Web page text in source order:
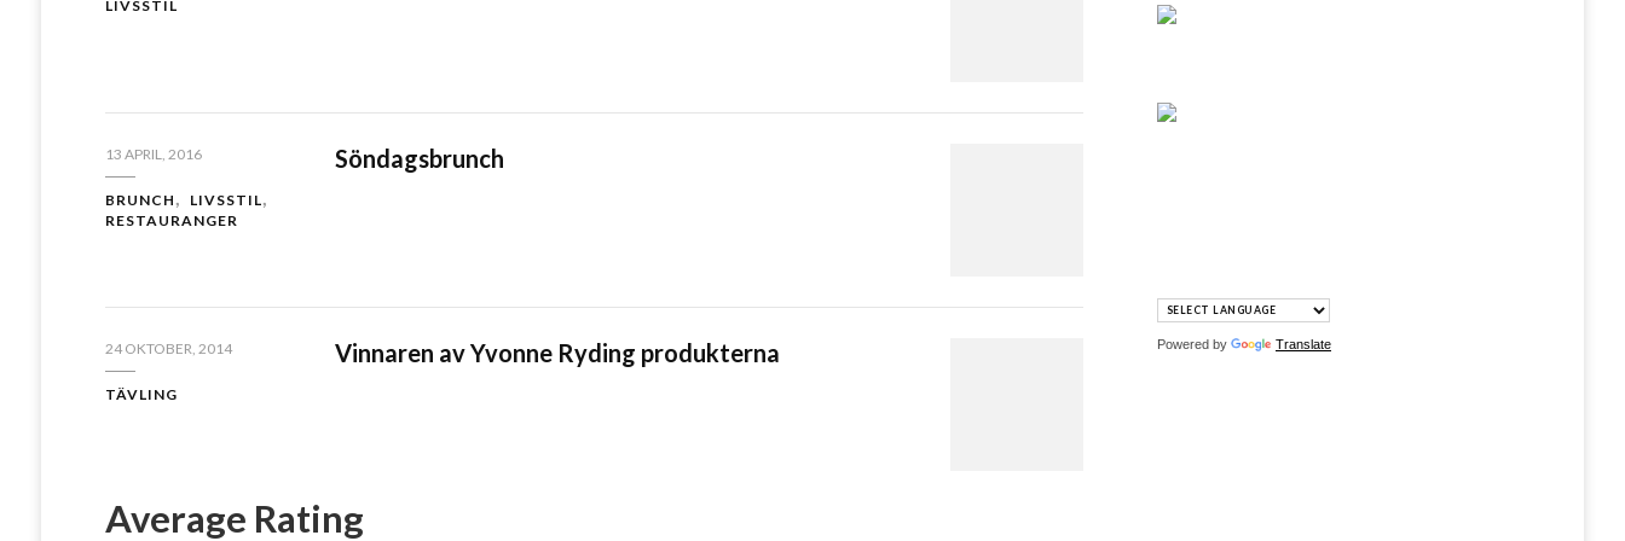
LIVSSTIL
13 APRIL, 2016
BRUNCH
LIVSSTIL
RESTAURANGER
Söndagsbrunch
24 OKTOBER, 2014
TÄVLING
Vinnaren av Yvonne Ryding produkterna
Average Rating
Powered by Translate